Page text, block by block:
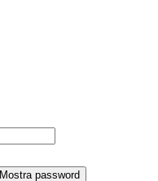
Mostra password